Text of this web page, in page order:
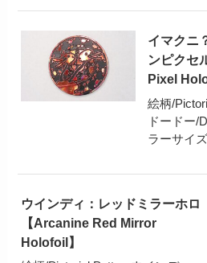
イマクニ
ンピクセ
Pixel
絵柄/
ドードー/
ラーサイ
ウインディ：レッドミラーホロ
【Arcanine Red Mirror
Holofoil】